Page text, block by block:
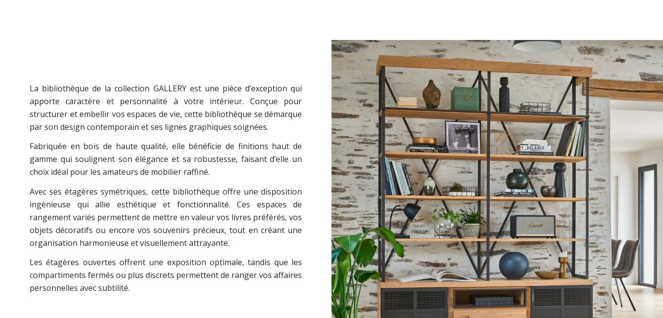
La bibliothèque de la collection GALLERY est une pièce d’exception qui
apporte caractère et personnalité à votre intérieur. Conçue pour
structurer et embellir vos espaces de vie, cette bibliothèque se démarque
par son design contemporain et ses lignes graphiques soignées.
Fabriquée en bois de haute qualité, elle bénéficie de finitions haut de
gamme qui soulignent son élégance et sa robustesse, faisant d’elle un
choix idéal pour les amateurs de mobilier raffiné.
Avec ses étagères symétriques, cette bibliothèque offre une disposition
ingénieuse qui allie esthétique et fonctionnalité. Ces espaces de
rangement variés permettent de mettre en valeur vos livres préférés, vos
objets décoratifs ou encore vos souvenirs précieux, tout en créant une
organisation harmonieuse et visuellement attrayante.
Les étagères ouvertes offrent une exposition optimale, tandis que les
compartiments fermés ou plus discrets permettent de ranger vos affaires
personnelles avec subtilité.